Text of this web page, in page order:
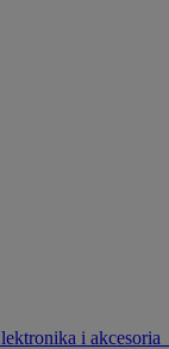
i akcesoria